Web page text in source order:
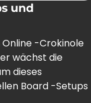
und
-Crokinole
wächst die
dieses
Board -Setups